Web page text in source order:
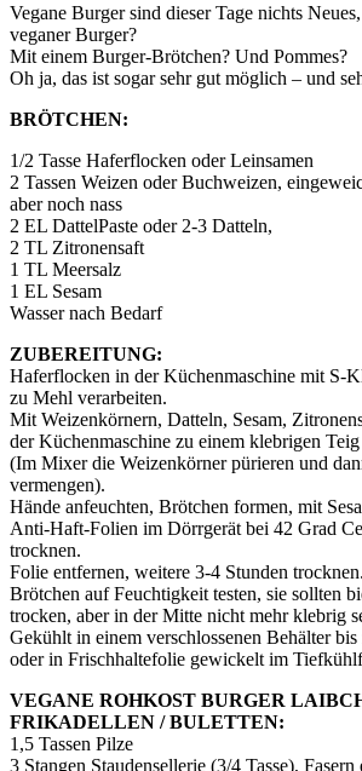
Vegane Burger sind dieser Tage nichts
veganer Burger?
Mit einem Burger-Brötchen? Und Pommes?
Oh ja, das ist sogar sehr gut möglich – und
BRÖTCHEN:
1/2 Tasse Haferflocken oder Leinsamen
2 Tassen Weizen oder Buchweizen,
aber noch nass
2 EL DattelPaste oder 2-3 Datteln,
2 TL Zitronensaft
1 TL Meersalz
1 EL Sesam
Wasser nach Bedarf
ZUBEREITUNG:
Haferflocken in der Küchenmaschine mit S-
zu Mehl verarbeiten.
Mit Weizenkörnern, Datteln, Sesam,
der Küchenmaschine zu einem klebrigen
(Im Mixer die Weizenkörner pürieren und
vermengen).
Hände anfeuchten, Brötchen formen, mit
Anti-Haft-Folien im Dörrgerät bei 42 Grad
trocknen.
Folie entfernen, weitere 3-4 Stunden trocknen.
Brötchen auf Feuchtigkeit testen, sie sollten
trocken, aber in der Mitte nicht mehr klebrig
Gekühlt in einem verschlossenen Behälter
oder in Frischhaltefolie gewickelt im
VEGANE ROHKOST BURGER
FRIKADELLEN / BULETTEN:
1,5 Tassen Pilze
3 Stangen Staudensellerie (3/4 Tasse), Fasern